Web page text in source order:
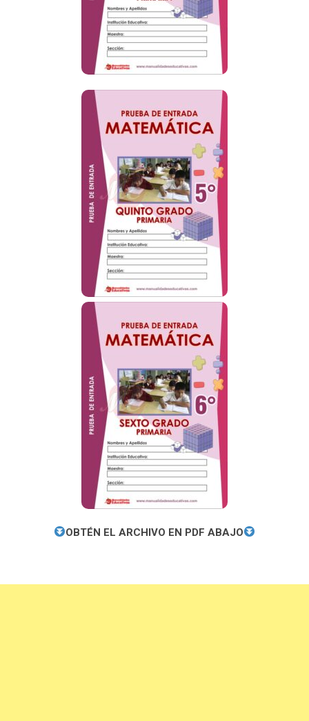
OBTÉN EL ARCHIVO EN PDF ABAJO